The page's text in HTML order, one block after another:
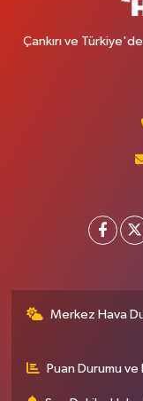
Çankırı ve
Merkez Hava
Puan Durumu ve